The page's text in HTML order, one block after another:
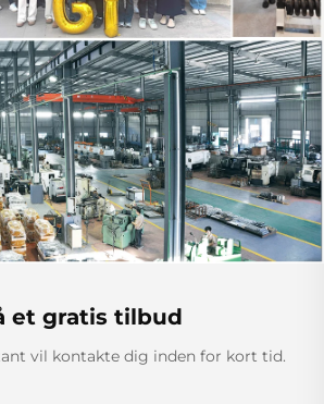
et gratis tilbud
vil kontakte dig inden for kort tid.